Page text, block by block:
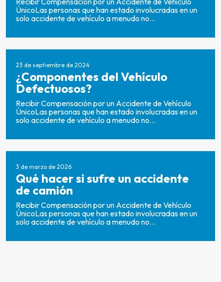
ÚnicoLas personas que han estado involucradas en un
solo accidente de vehículo a menudo no...
23 de septiembre de 2024
¿Componentes del Vehículo
Defectuosos?
Recibir Compensación por un Accidente de Vehículo
ÚnicoLas personas que han estado involucradas en un
solo accidente de vehículo a menudo no...
3 de marzo de 2026
Qué hacer si sufre un accidente
de camión
Recibir Compensación por un Accidente de Vehículo
ÚnicoLas personas que han estado involucradas en un
solo accidente de vehículo a menudo no...